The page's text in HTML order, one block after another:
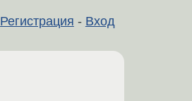
Регистрация - Вход